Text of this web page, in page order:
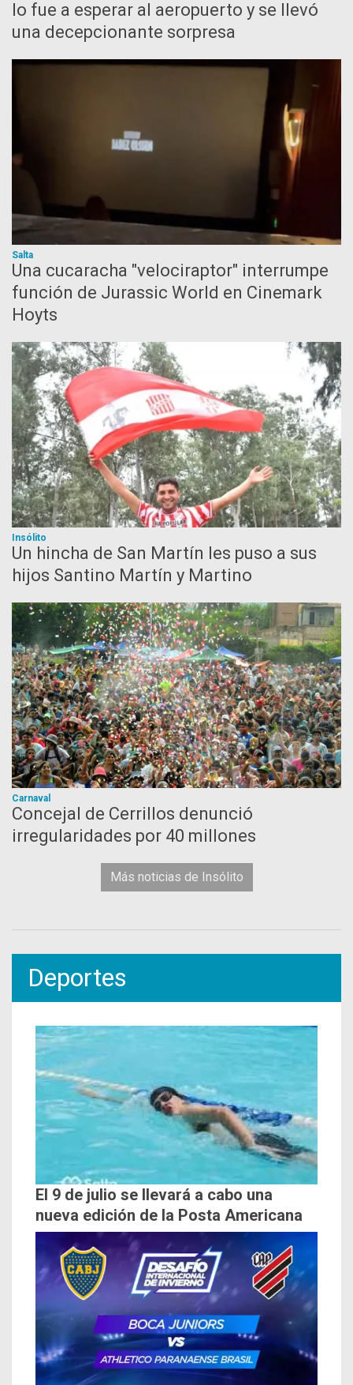
lo fue a esperar al aeropuerto y se llevó
una decepcionante sorpresa
Salta
Una cucaracha "velociraptor" interrumpe
función de Jurassic World en Cinemark
Hoyts
Insólito
Un hincha de San Martín les puso a sus
hijos Santino Martín y Martino
Carnaval
Concejal de Cerrillos denunció
irregularidades por 40 millones
Más noticias de Insólito
Deportes
El 9 de julio se llevará a cabo una
nueva edición de la Posta Americana